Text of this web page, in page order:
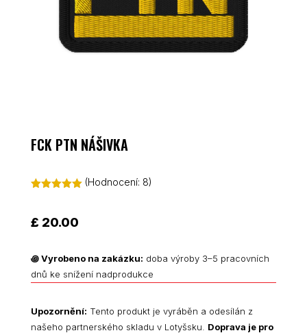
FCK PTN NÁŠIVKA
základě
hodnocení
(Hodnocení: 8)
£ 20.00
꩜Vyrobeno na zakázku: doba výroby 3–5 pracovních
dnů ke snížení nadprodukce
Upozornění: Tento produkt je vyráběn a odesílán z
našeho partnerského skladu v Lotyšsku. Doprava je pro